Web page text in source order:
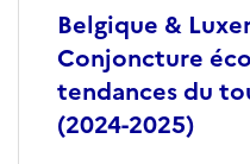
Belgique &
Conjoncture
tendances du
(2024-2025)